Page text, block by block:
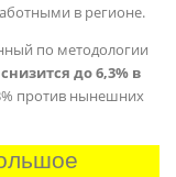
в регионе.
по методологии
снизится до 6,3% в
против нынешних